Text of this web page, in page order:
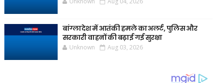
बांग्लादेश में आतंकी हमले का अलर्ट, पुलिस और
सरकारी वाहनों की बढ़ाई गई सुरक्षा
Unknown Aug 03, 2026